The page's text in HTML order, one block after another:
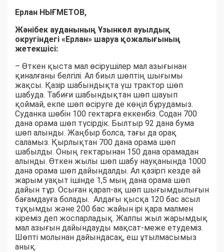
Ерлан НЫҒМЕТОВ,
Жәнібек ауданының Ұзынкөл ауылдық
округіндегі «Ерлан» шаруа қожалығының
жетекшісі:
– Өткен қыста мал өсірушілер мал азығынан
қиналғаны белгілі. Ал биыл шөптің шығымы
жақсы. Қазір шабындықта үш трактор шөп
шабуда. Табиғи шабындықтан шөп шауып
қоймай, екпе шөп өсіруге де көңіл бұрудамыз.
Суданка шөбін 100 гектарға еккенбіз. Содан 700
дана орама шөп түсірдік. Былтыр 92 дана бума
шөп алынды. Жаңбыр болса, тағы да орақ
саламыз. Қырлықтан 700 дана орама шөп
шабылды. Оның гектарынан 150 дана орамадан
алынды. Өткен жылы шөп шабу науқанында 1000
дана орама шөп дайындалды. Ал қазіргі кезде ай
жарым уақыт ішінде 1,5 мың дана орама шөп
дайын тұр. Осыған қарап-ақ шөп шығымдылығын
бағамдауға болады. Алдағы қысқа 120 бас асыл
тұқымды және 200 бас жайын ірі қара малмен
кіреміз деп жоспарладық. Жалпы жыл жарымдық
мал азығын дайындауды мақсат-меже етудеміз.
Шөпті молынан дайындасақ, еш ұтылмасымыз
анық.